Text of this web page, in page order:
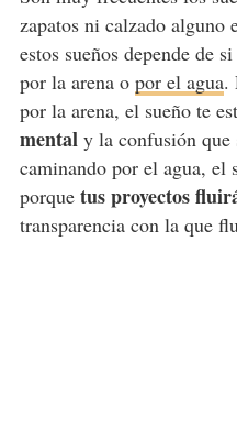
zapatos ni calzado alguno
estos sueños depende de
por la arena o por el agua.
por la arena, el sueño te
mentaly la confusión que
caminando por el agua,
porque tus proyectos
transparencia con la que